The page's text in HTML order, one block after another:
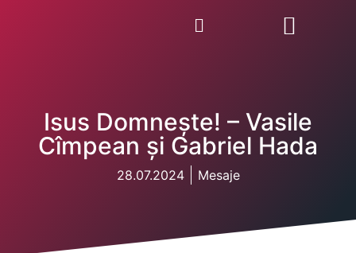
Isus Domnește! – Vasile
Cîmpean şi Gabriel Hada
28.07.2024 Mesaje